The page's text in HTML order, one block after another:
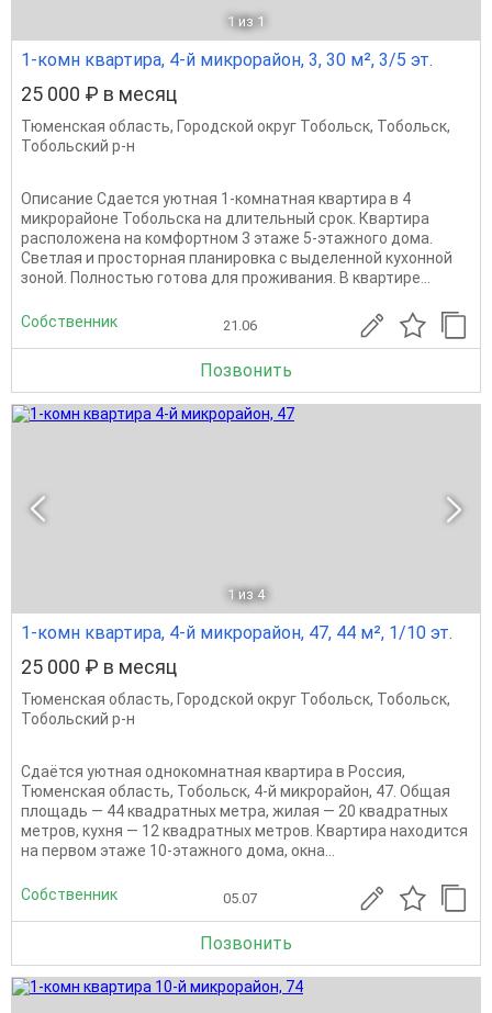
1 из 1
1-комн квартира, 4-й микрорайон, 3, 30 м², 3/5 эт.
25 000 ₽ в месяц
Тюменская область, Городской округ Тобольск, Тобольск,
Тобольский р-н
Описание Сдается уютная 1-комнатная квартира в 4
микрорайоне Тобольска на длительный срок. Квартира
расположена на комфортном 3 этаже 5-этажного дома.
Светлая и просторная планировка с выделенной кухонной
зоной. Полностью готова для проживания. В квартире...
Собственник 21.06
Позвонить
1 из 4
1-комн квартира, 4-й микрорайон, 47, 44 м², 1/10 эт.
25 000 ₽ в месяц
Тюменская область, Городской округ Тобольск, Тобольск,
Тобольский р-н
Сдаётся уютная однокомнатная квартира в Россия,
Тюменская область, Тобольск, 4-й микрорайон, 47. Общая
площадь — 44 квадратных метра, жилая — 20 квадратных
метров, кухня — 12 квадратных метров. Квартира находится
на первом этаже 10-этажного дома, окна...
Собственник 05.07
Позвонить